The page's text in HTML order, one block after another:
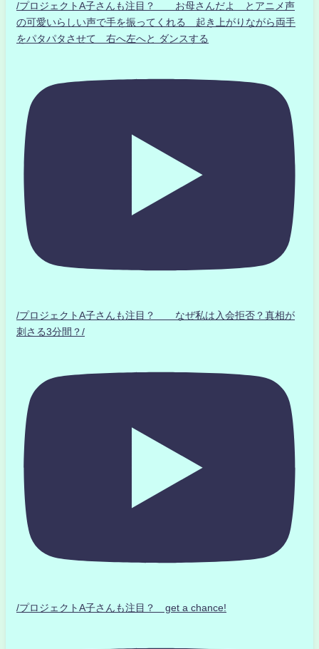
/プロジェクトA子さんも注目？ お母さんだよ とアニメ声
の可愛いらしい声で手を振ってくれる 起き上がりながら両手
をパタパタさせて 右へ左へと ダンスする
/プロジェクトA子さんも注目？ なぜ私は入会拒否？真相が
刺さる3分間？/
/プロジェクトA子さんも注目？ get a chance!